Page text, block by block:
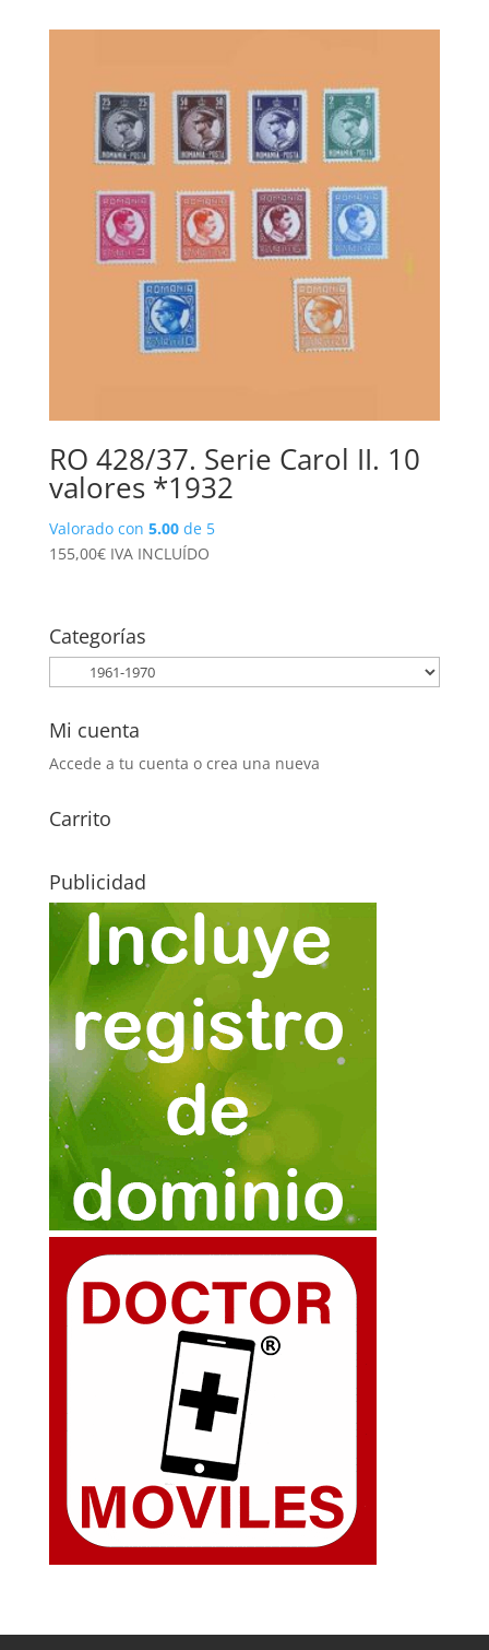
RO 428/37. Serie Carol II. 10
valores *1932
Valorado con 5.00de 5
155,00€ IVA INCLUÍDO
Categorías
Mi cuenta
Accede a tu cuenta o crea una nueva
Carrito
Publicidad